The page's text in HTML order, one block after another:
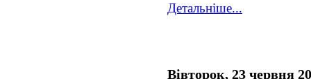
Детальніше...
Вівторок, 23 червня